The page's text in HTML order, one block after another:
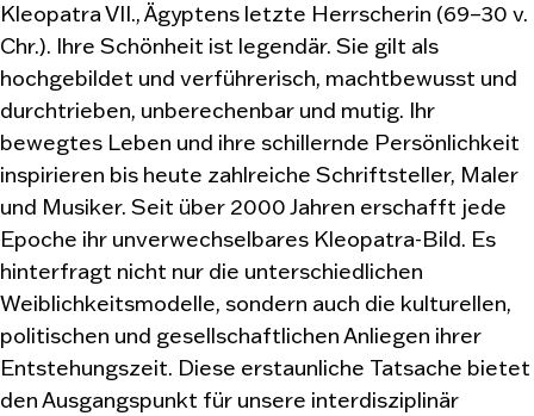
Kleopatra VII., Ägyptens letzte Herrscherin (69–30 v.
Chr.). Ihre Schönheit ist legendär. Sie gilt als
hochgebildet und verführerisch, machtbewusst und
durchtrieben, unberechenbar und mutig. Ihr
bewegtes Leben und ihre schillernde Persönlichkeit
inspirieren bis heute zahlreiche Schriftsteller, Maler
und Musiker. Seit über 2000 Jahren erschafft jede
Epoche ihr unverwechselbares Kleopatra-Bild. Es
hinterfragt nicht nur die unterschiedlichen
Weiblichkeitsmodelle, sondern auch die kulturellen,
politischen und gesellschaftlichen Anliegen ihrer
Entstehungszeit. Diese erstaunliche Tatsache bietet
den Ausgangspunkt für unsere interdisziplinär